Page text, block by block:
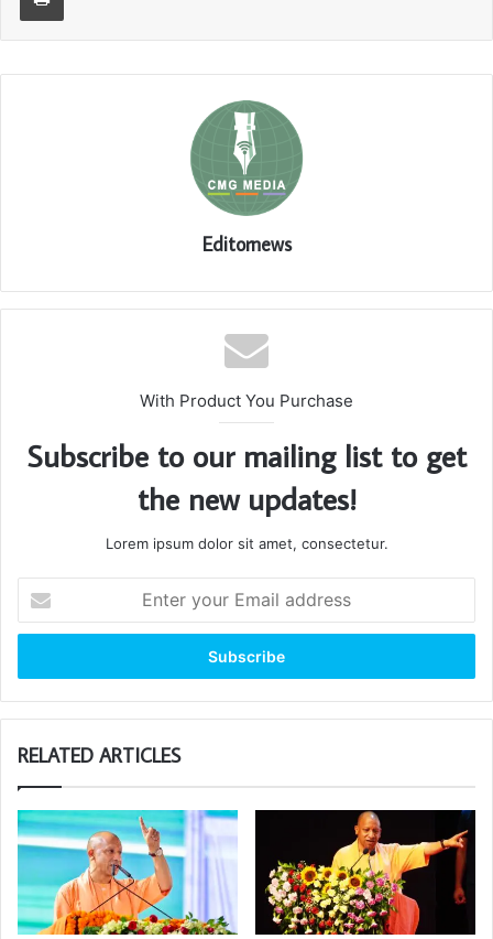
Editornews
With Product You Purchase
Subscribe to our mailing list to get
the new updates!
Lorem ipsum dolor sit amet, consectetur.
your
Email
RELATED ARTICLES